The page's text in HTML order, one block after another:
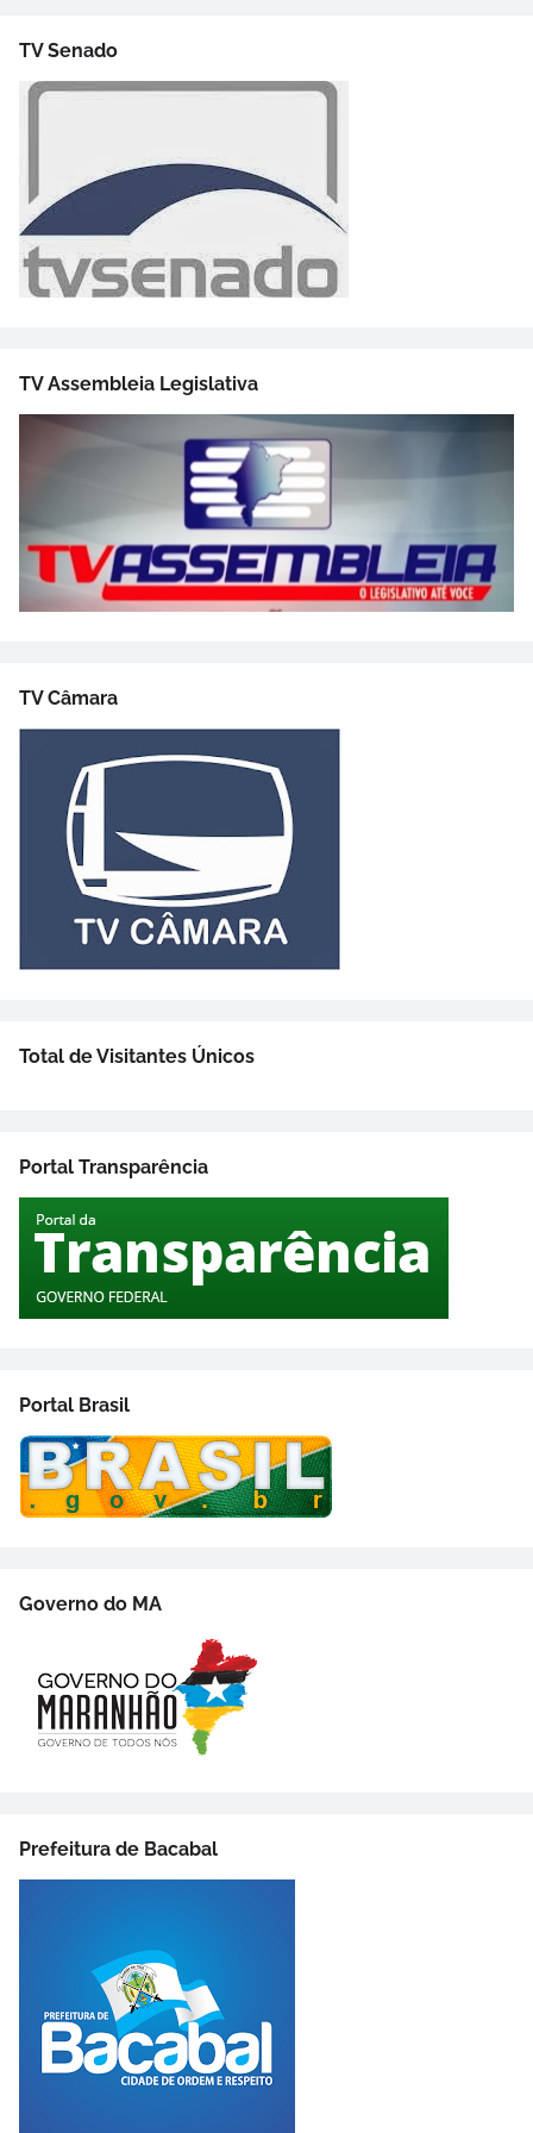
TV Senado
TV Assembleia Legislativa
TV Câmara
Total de Visitantes Únicos
Portal Transparência
Portal Brasil
Governo do MA
Prefeitura de Bacabal